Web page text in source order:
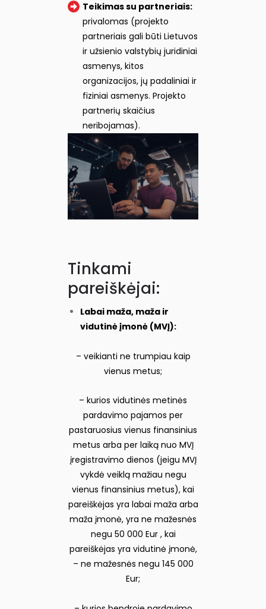
Teikimas su partneriais:
privalomas (projekto
partneriais gali būti Lietuvos
ir užsienio valstybių juridiniai
asmenys, kitos
organizacijos, jų padaliniai ir
fiziniai asmenys. Projekto
partnerių skaičius
neribojamas).
Tinkami
pareiškėjai:
Labai maža, maža ir
vidutinė įmonė (MVĮ):
– veikianti ne trumpiau kaip
vienus metus;
– kurios vidutinės metinės
pardavimo pajamos per
pastaruosius vienus finansinius
metus arba per laiką nuo MVĮ
įregistravimo dienos (jeigu MVĮ
vykdė veiklą mažiau negu
vienus finansinius metus), kai
pareiškėjas yra labai maža arba
maža įmonė, yra ne mažesnės
negu 50 000 Eur , kai
pareiškėjas yra vidutinė įmonė,
– ne mažesnės negu 145 000
Eur;